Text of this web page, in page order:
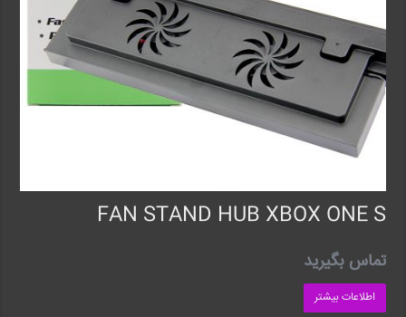
FAN STAND HUB XBOX ONE S
تماس بگیرید
اطلاعات بیشتر